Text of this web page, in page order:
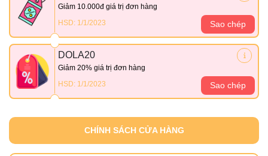
Giảm 10.000đ giá trị đơn hàng
HSD: 1/1/2023
Sao chép
DOLA20
Giảm 20% giá trị đơn hàng
HSD: 1/1/2023
Sao chép
CHÍNH SÁCH CỬA HÀNG